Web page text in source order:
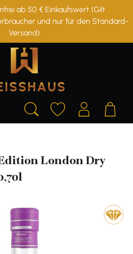
ab 50 € Einkaufswert (Gilt
und nur für den Standard-
Versand)
London Dry